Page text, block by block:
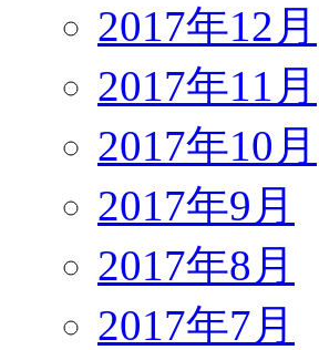
2017年12月
2017年11月
2017年10月
2017年9月
2017年8月
2017年7月